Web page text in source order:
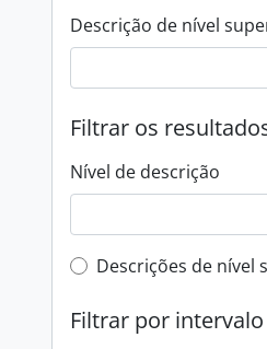
Descrição de nível
Filtrar os
Nível de descrição
Filtro de
Descrições de nível
Filtrar por